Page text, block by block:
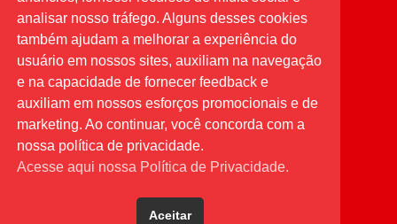
PESQUISAR
Buscar
por:
analisar nosso tráfego. Alguns desses cookies
também ajudam a melhorar a experiência do
usuário em nossos sites, auxiliam na navegação
e na capacidade de fornecer feedback e
auxiliam em nossos esforços promocionais e de
marketing. Ao continuar, você concorda com a
nossa política de privacidade.
Acesse aqui nossa Política de Privacidade.
Aceitar